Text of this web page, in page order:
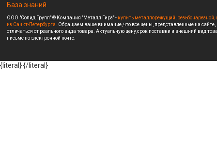
База знаний
ООО "Солид Групп" © Компания "Металл Гирз" - купить металлорежущий,
из Санкт-Петербурга. Обращаем ваше внимание, что все цены, представленные на
отличаться от реального вида товара. Актуальную цену,срок поставки и внешний вид
письме по электронной почте.
{literal}{/literal}